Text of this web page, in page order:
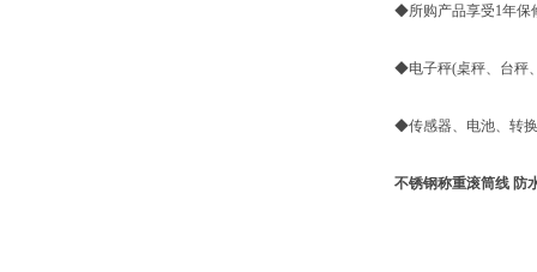
◆所购产品享受1年保
◆电子秤(桌秤、台秤、
◆传感器、电池、转换
不锈钢称重滚筒线 防